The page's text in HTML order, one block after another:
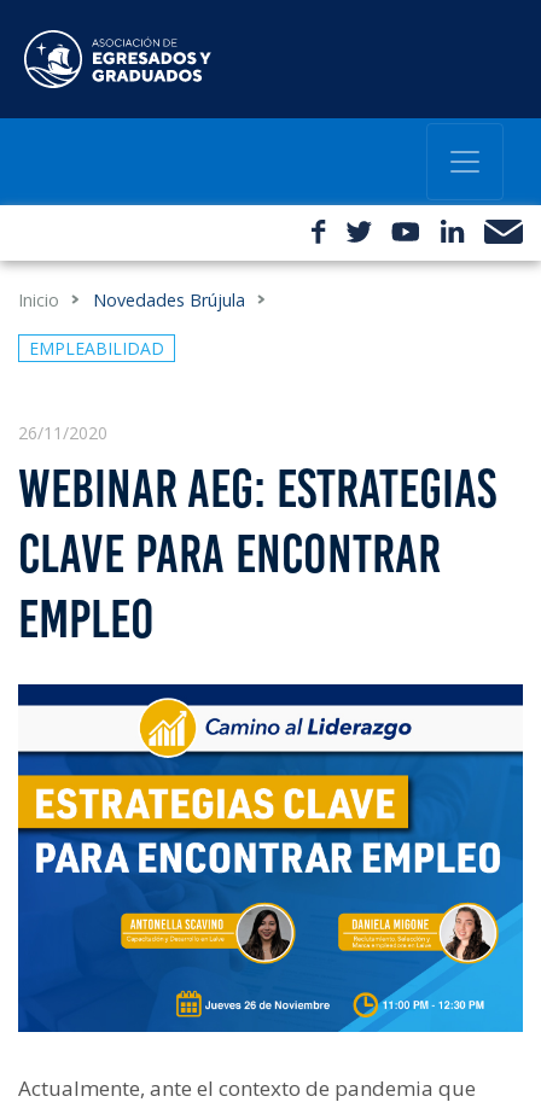
Inicio Novedades Brújula
EMPLEABILIDAD
26/11/2020
WEBINAR AEG: ESTRATEGIAS
CLAVE PARA ENCONTRAR
EMPLEO
Actualmente, ante el contexto de pandemia que